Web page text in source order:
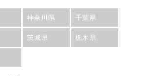
神奈川県 千葉県
茨城県 栃木県